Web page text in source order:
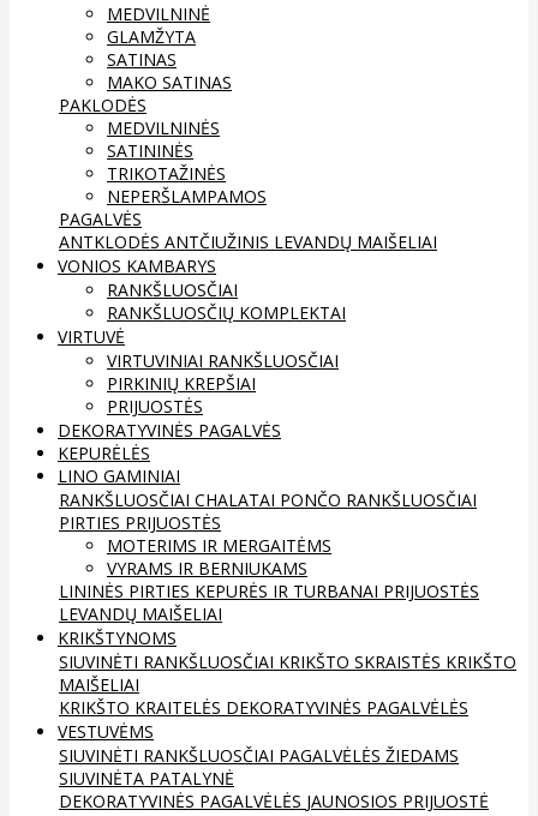
MEDVILNINĖ
GLAMŽYTA
SATINAS
MAKO SATINAS
PAKLODĖS
MEDVILNINĖS
SATININĖS
TRIKOTAŽINĖS
NEPERŠLAMPAMOS
PAGALVĖS
ANTKLODĖS ANTČIUŽINIS LEVANDŲ MAIŠELIAI
VONIOS KAMBARYS
RANKŠLUOSČIAI
RANKŠLUOSČIŲ KOMPLEKTAI
VIRTUVĖ
VIRTUVINIAI RANKŠLUOSČIAI
PIRKINIŲ KREPŠIAI
PRIJUOSTĖS
DEKORATYVINĖS PAGALVĖS
KEPURĖLĖS
LINO GAMINIAI
RANKŠLUOSČIAI CHALATAI PONČO RANKŠLUOSČIAI
PIRTIES PRIJUOSTĖS
MOTERIMS IR MERGAITĖMS
VYRAMS IR BERNIUKAMS
LININĖS PIRTIES KEPURĖS IR TURBANAI PRIJUOSTĖS
LEVANDŲ MAIŠELIAI
KRIKŠTYNOMS
SIUVINĖTI RANKŠLUOSČIAI KRIKŠTO SKRAISTĖS KRIKŠTO
MAIŠELIAI
KRIKŠTO KRAITELĖS DEKORATYVINĖS PAGALVĖLĖS
VESTUVĖMS
SIUVINĖTI RANKŠLUOSČIAI PAGALVĖLĖS ŽIEDAMS
SIUVINĖTA PATALYNĖ
DEKORATYVINĖS PAGALVĖLĖS JAUNOSIOS PRIJUOSTĖ